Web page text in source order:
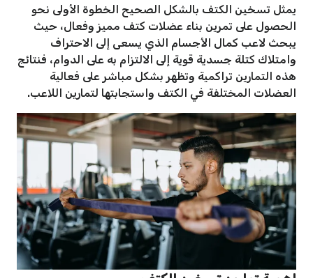
يمثل تسخين الكتف بالشكل الصحيح الخطوة الأولى نحو
الحصول على تمرين بناء عضلات كتف مميز وفعال، حيث
يبحث لاعب كمال الأجسام الذي يسعى إلى الاحتراف
وامتلاك كتلة جسدية قوية إلى الالتزام به على الدوام، فنتائج
هذه التمارين تراكمية وتظهر بشكل مباشر على فعالية
العضلات المختلفة في الكتف واستجابتها لتمارين اللاعب.